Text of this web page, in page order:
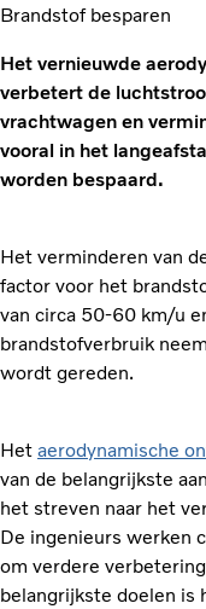
Brandstof besparen
Het vernieuwde
verbetert de
vrachtwagen en
vooral in het
worden bespaard.
Het verminderen van
factor voor het
van circa 50-60 km/u
brandstofverbruik
wordt gereden.
Het aerodynamische
van de belangrijkste
het streven naar het
De ingenieurs werken
om verdere
belangrijkste doelen is